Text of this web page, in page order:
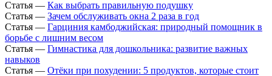
Статья — Как выбрать правильную подушку
Статья — Зачем обслуживать окна 2 раза в год
Статья — Гарциния камбоджийская: природный помощник в
борьбе с лишним весом
Статья — Гимнастика для дошкольника: развитие важных
навыков
Статья — Отёки при похудении: 5 продуктов, которые стоит